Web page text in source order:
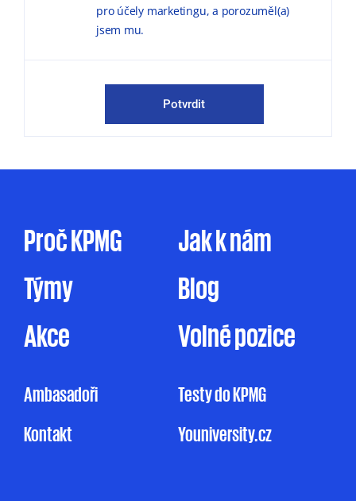
Důvodem zpracováníosobních údajů pro
marketingové účely je možnost zasílat
komunikace (e-mail, telefon sociální sítě, atp.),
způsobem. Zpracování osobních údajů pro
marketingové účely je prováděno ve zde
mnou udělovaného souhlasu. Pakliže souhlas
neudělím, ale ani nevznesu námitku, může
KPMG omezeně zpracovávat mé osobní údaje
pro účely marketingu na základě jejího
a mohu jej kdykoliv odvolat. Můj nesouhlas
pro účely marketingu, a porozuměl(a)
jsem mu.
Potvrdit
Proč KPMG
Jak k nám
Týmy
Blog
Akce
Volné pozice
Ambasadoři
Kontakt
Testy do KPMG
Youniversity.cz